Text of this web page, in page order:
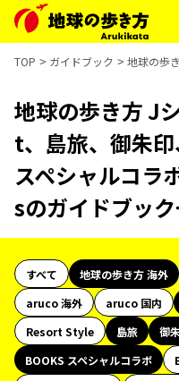
TOP ガイドブック 地球の歩
地球の歩き方 J
t、島旅、御朱
スペシャルコラ
sのガイドブッ
すべて 地球の歩き方 海外
aruco 海外
aruco 国内
Resort Style
島旅 御
BOOKS スペシャルコラボ